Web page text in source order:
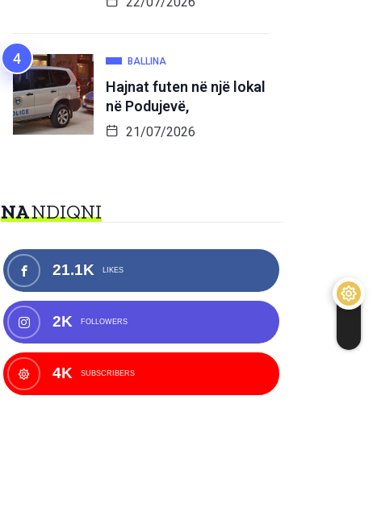
BALLINA
Hajnat futen në një lokal
në Podujevë,
21/07/2026
NANDIQNI
21.1K LIKES
2K FOLLOWERS
4K SUBSCRIBERS